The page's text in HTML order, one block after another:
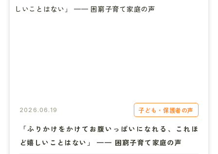
2026.06.19 子ども・保護者の声
「ふりかけをかけてお腹いっぱいになれる、これほ
ど嬉しいことはない」 —— 困窮子育て家庭の声